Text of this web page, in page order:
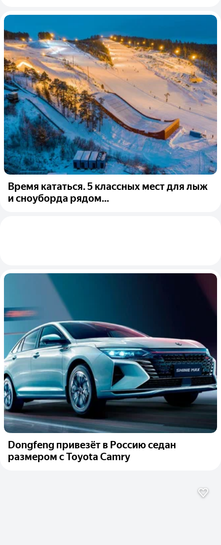
Время кататься. 5 классных мест для лыж
и сноуборда рядом...
Dongfeng привезёт в Россию седан
размером с Toyota Camry